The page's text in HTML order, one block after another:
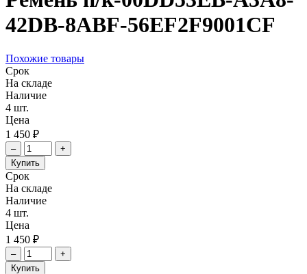
42DB-8ABF-56EF2F9001CF
Похожие товары
Срок
На складе
Наличие
4 шт.
Цена
1 450 ₽
–
+
Купить
Срок
На складе
Наличие
4 шт.
Цена
1 450 ₽
–
+
Купить